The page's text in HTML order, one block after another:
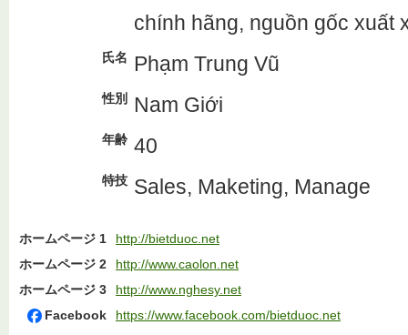
chính hãng, nguồn gốc xuất
氏名 Phạm Trung Vũ
性別 Nam Giới
年齢 40
特技 Sales, Maketing, Manage
ホームページ 1
http://bietduoc.net
ホームページ 2
http://www.caolon.net
ホームページ 3
http://www.nghesy.net
Facebook
https://www.facebook.com/bietduoc.net